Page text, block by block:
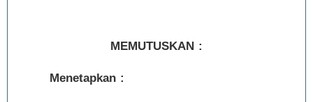
MEMUTUSKAN :
Menetapkan :